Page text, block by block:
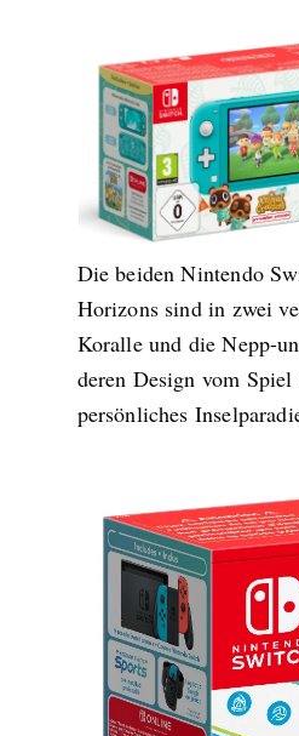
Die beiden Nintendo
Horizons sind in zwei
Koralle und die Nepp-
deren Design vom
persönliches